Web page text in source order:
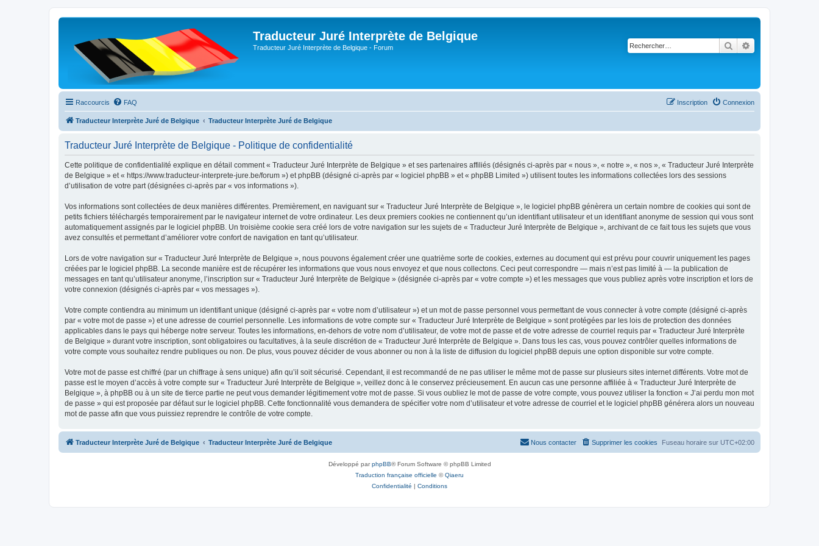
Traducteur Juré Interprète de Belgique
Traducteur Juré Interprète de Belgique - Forum Rechercher
Raccourcis FAQ Connexion
Inscription
Traducteur Interprète Juré de Belgique Traducteur Interprète Juré de Belgique
Traducteur Juré Interprète de Belgique - Politique de confidentialité
Cette politique de confidentialité explique en détail comment « Traducteur Juré Interprète de Belgique » et ses partenaires affiliés (désignés ci-après par « nous », « notre », « nos », « Traducteur Juré Interprète
de Belgique » et « https://www.traducteur-interprete-jure.be/forum ») et phpBB (désigné ci-après par « logiciel phpBB » et « phpBB Limited ») utilisent toutes les informations collectées lors des sessions
d’utilisation de votre part (désignées ci-après par « vos informations »).
Vos informations sont collectées de deux manières différentes. Premièrement, en naviguant sur « Traducteur Juré Interprète de Belgique », le logiciel phpBB génèrera un certain nombre de cookies qui sont de
petits fichiers téléchargés temporairement par le navigateur internet de votre ordinateur. Les deux premiers cookies ne contiennent qu’un identifiant utilisateur et un identifiant anonyme de session qui vous sont
automatiquement assignés par le logiciel phpBB. Un troisième cookie sera créé lors de votre navigation sur les sujets de « Traducteur Juré Interprète de Belgique », archivant de ce fait tous les sujets que vous
avez consultés et permettant d’améliorer votre confort de navigation en tant qu’utilisateur.
Lors de votre navigation sur « Traducteur Juré Interprète de Belgique », nous pouvons également créer une quatrième sorte de cookies, externes au document qui est prévu pour couvrir uniquement les pages
créées par le logiciel phpBB. La seconde manière est de récupérer les informations que vous nous envoyez et que nous collectons. Ceci peut correspondre — mais n’est pas limité à — la publication de
messages en tant qu’utilisateur anonyme, l’inscription sur « Traducteur Juré Interprète de Belgique » (désignée ci-après par « votre compte ») et les messages que vous publiez après votre inscription et lors de
votre connexion (désignés ci-après par « vos messages »).
Votre compte contiendra au minimum un identifiant unique (désigné ci-après par « votre nom d’utilisateur ») et un mot de passe personnel vous permettant de vous connecter à votre compte (désigné ci-après
par « votre mot de passe ») et une adresse de courriel personnelle. Les informations de votre compte sur « Traducteur Juré Interprète de Belgique » sont protégées par les lois de protection des données
applicables dans le pays qui héberge notre serveur. Toutes les informations, en-dehors de votre nom d’utilisateur, de votre mot de passe et de votre adresse de courriel requis par « Traducteur Juré Interprète
de Belgique » durant votre inscription, sont obligatoires ou facultatives, à la seule discrétion de « Traducteur Juré Interprète de Belgique ». Dans tous les cas, vous pouvez contrôler quelles informations de
votre compte vous souhaitez rendre publiques ou non. De plus, vous pouvez décider de vous abonner ou non à la liste de diffusion du logiciel phpBB depuis une option disponible sur votre compte.
Votre mot de passe est chiffré (par un chiffrage à sens unique) afin qu’il soit sécurisé. Cependant, il est recommandé de ne pas utiliser le même mot de passe sur plusieurs sites internet différents. Votre mot de
passe est le moyen d’accès à votre compte sur « Traducteur Juré Interprète de Belgique », veillez donc à le conservez précieusement. En aucun cas une personne affiliée à « Traducteur Juré Interprète de
Belgique », à phpBB ou à un site de tierce partie ne peut vous demander légitimement votre mot de passe. Si vous oubliez le mot de passe de votre compte, vous pouvez utiliser la fonction « J’ai perdu mon mot
de passe » qui est proposée par défaut sur le logiciel phpBB. Cette fonctionnalité vous demandera de spécifier votre nom d’utilisateur et votre adresse de courriel et le logiciel phpBB générera alors un nouveau
mot de passe afin que vous puissiez reprendre le contrôle de votre compte.
Traducteur Interprète Juré de Belgique Traducteur Interprète Juré de Belgique Fuseau horaire sur UTC+02:00
Supprimer les cookies
Nous contacter
Développé parphpBB® Forum Software © phpBB Limited
Traduction française officielle ©Qiaeru
Confidentialité | Conditions